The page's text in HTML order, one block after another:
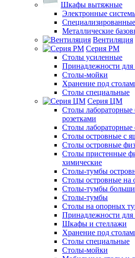
Шкафы вытяжные
Электронные
Специализированные
Металлические
Вентиляция
Серия РМ
Столы усиленные
Принадлежности для
Столы-мойки
Хранение под
Столы специальные
Серия ЦМ
Столы
розетками
Столы лабораторные
Столы островные с
Столы островные
Столы пристенные
химические
Столы-тумбы
Столы островные на
Столы-тумбы
Столы-тумбы
Столы на опорных
Принадлежности для
Шкафы и стеллажи
Хранение под
Столы специальные
Столы-мойки